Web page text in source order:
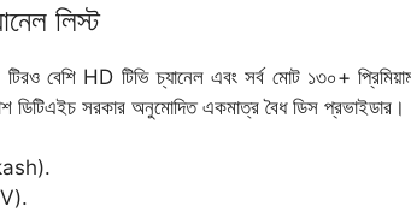
লিস্ট
বেশি HD টিভি চ্যানেল এবং সর্ব মোট ১৩০+
ডিটিএইচ সরকার অনুমোদিত একমাত্র বৈধ ডিস প্রভাইডার।